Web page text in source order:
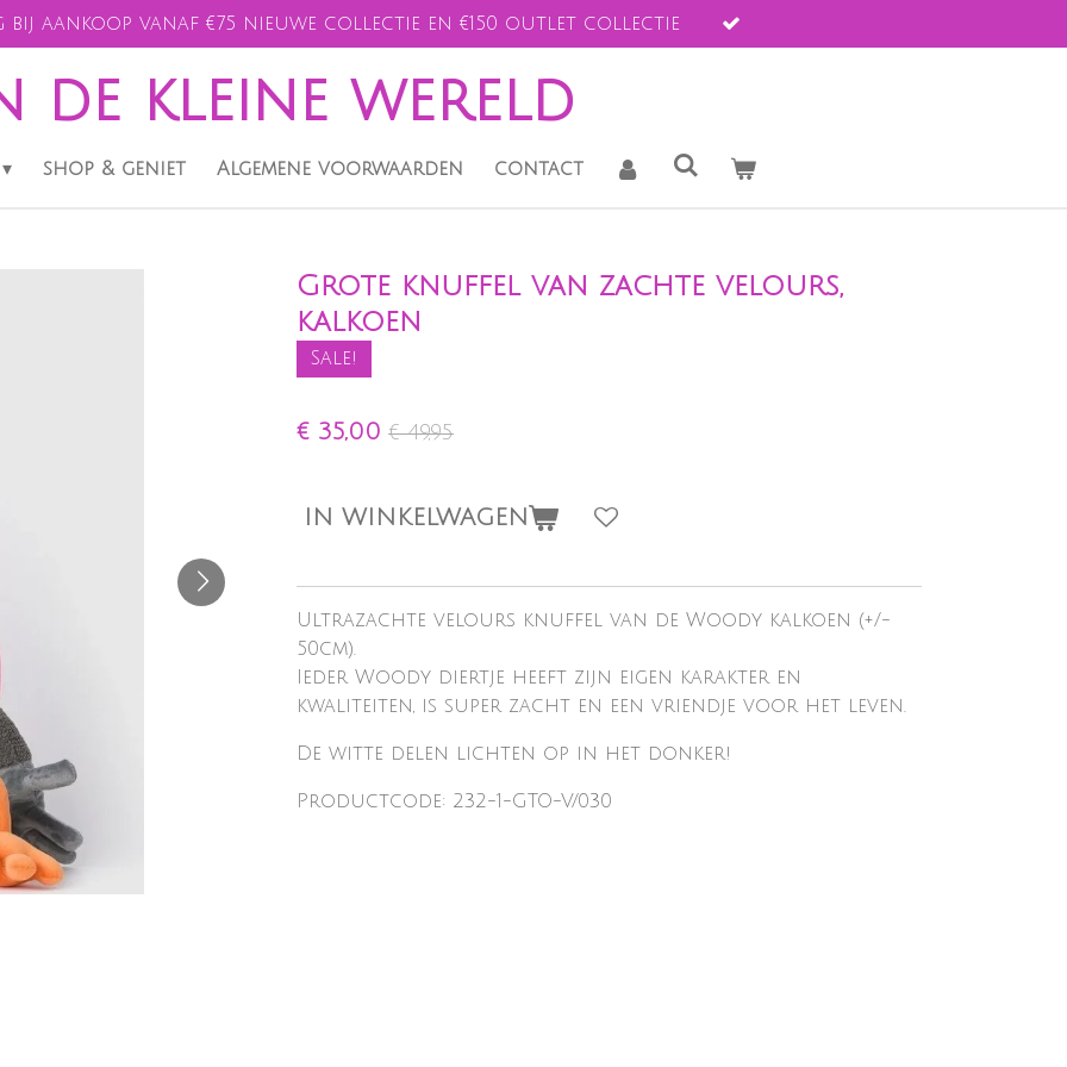
bij aankoop vanaf €75 nieuwe collectie en €150 outlet collectie
de kleine wereld
shop & geniet Algemene voorwaarden contact
Grote knuffel van zachte velours,
kalkoen
Sale!
€ 35,00 € 49,95
IN WINKELWAGEN
Ultrazachte velours knuffel van de Woody kalkoen (+/-
50cm).
Ieder Woody diertje heeft zijn eigen karakter en
kwaliteiten, is super zacht en een vriendje voor het leven.
De witte delen lichten op in het donker!
Productcode: 232-1-GTO-V/030